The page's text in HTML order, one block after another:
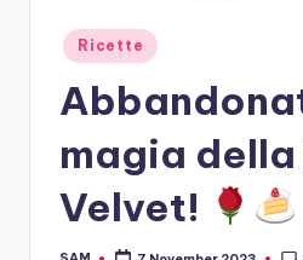
Posted
in
Ricette
magia della
Velvet!